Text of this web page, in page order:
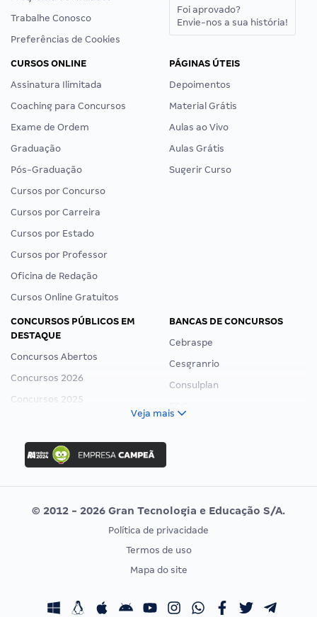
Trabalhe Conosco
Preferências de Cookies
Foi aprovado?
Envie-nos a sua história!
CURSOS ONLINE
Assinatura Ilimitada
Coaching para Concursos
Exame de Ordem
Graduação
Pós-Graduação
Cursos por Concurso
Cursos por Carreira
Cursos por Estado
Cursos por Professor
Oficina de Redação
Cursos Online Gratuitos
PÁGINAS ÚTEIS
Depoimentos
Material Grátis
Aulas ao Vivo
Aulas Grátis
Sugerir Curso
CONCURSOS PÚBLICOS EM
DESTAQUE
Concursos Abertos
Concursos 2026
Concursos 2025
Concurso Ibama
Concurso MPU
Editais publicados
BANCAS DE CONCURSOS
Cebraspe
Cesgranrio
Consulplan
Vunesp
CONCURSOS POR PROFISSÃO
Concursos Fiscais
EXAME DE ORDEM
Calendário OAB
Veja mais
© 2012 - 2026 Gran Tecnologia e Educação S/A.
Política de privacidade
Termos de uso
Mapa do site